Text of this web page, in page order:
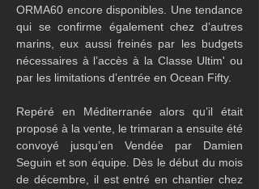
ORMA60 encore disponibles. Une tendance
qui se confirme également chez d’autres
marins, eux aussi freinés par les budgets
nécessaires à l’accès à la Classe Ultim' ou
par les limitations d’entrée en Ocean Fifty.
Repéré en Méditerranée alors qu’il était
proposé à la vente, le trimaran a ensuite été
convoyé jusqu’en Vendée par Damien
Seguin et son équipe. Dès le début du mois
de décembre, il est entré en chantier chez